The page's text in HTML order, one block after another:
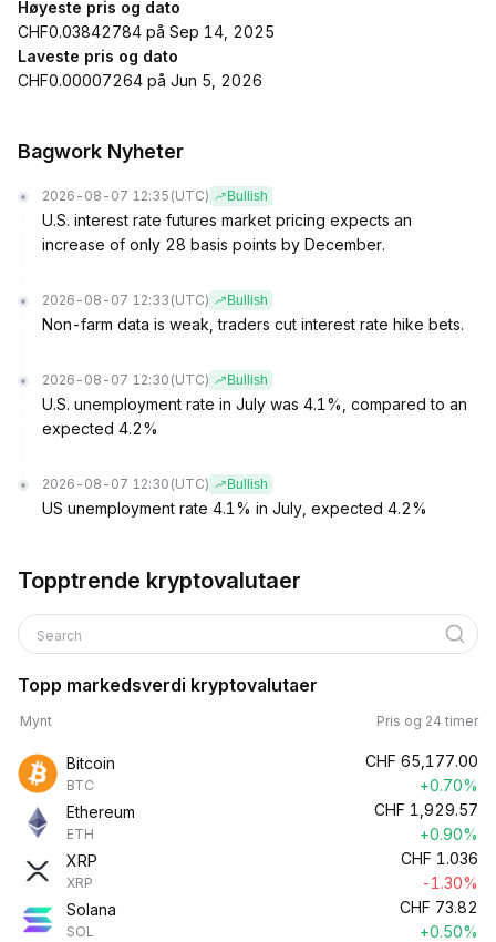
Høyeste pris og dato
CHF0.03842784 på Sep 14, 2025
Laveste pris og dato
CHF0.00007264 på Jun 5, 2026
Bagwork Nyheter
2026-08-07 12:35 (UTC) Bullish
U.S. interest rate futures market pricing expects an
increase of only 28 basis points by December.
2026-08-07 12:33 (UTC) Bullish
Non-farm data is weak, traders cut interest rate hike bets.
2026-08-07 12:30 (UTC) Bullish
U.S. unemployment rate in July was 4.1%, compared to an
expected 4.2%
2026-08-07 12:30 (UTC) Bullish
US unemployment rate 4.1% in July, expected 4.2%
Topptrende kryptovalutaer
Search
Topp markedsverdi kryptovalutaer
Mynt Pris og 24 timer
Bitcoin
BTC
CHF 65,177.00
+0.70%
Ethereum
ETH
CHF 1,929.57
+0.90%
XRP
XRP
CHF 1.036
-1.30%
Solana
SOL
CHF 73.82
+0.50%